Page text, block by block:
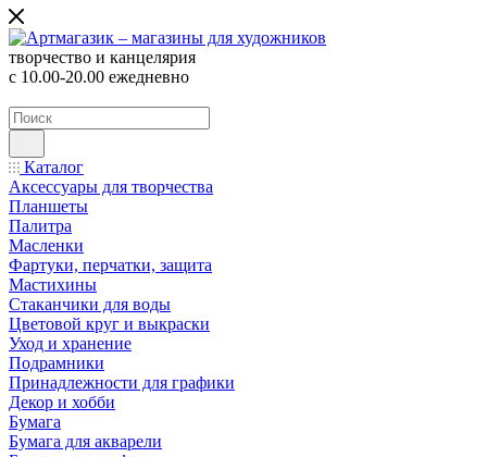
творчество и канцелярия
с 10.00-20.00 ежедневно
Каталог
Аксессуары для творчества
Планшеты
Палитра
Масленки
Фартуки, перчатки, защита
Мастихины
Стаканчики для воды
Цветовой круг и выкраски
Уход и хранение
Подрамники
Принадлежности для графики
Декор и хобби
Бумага
Бумага для акварели